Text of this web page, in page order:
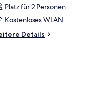
Platz für 2 Personen
Kostenloses WLAN
Details